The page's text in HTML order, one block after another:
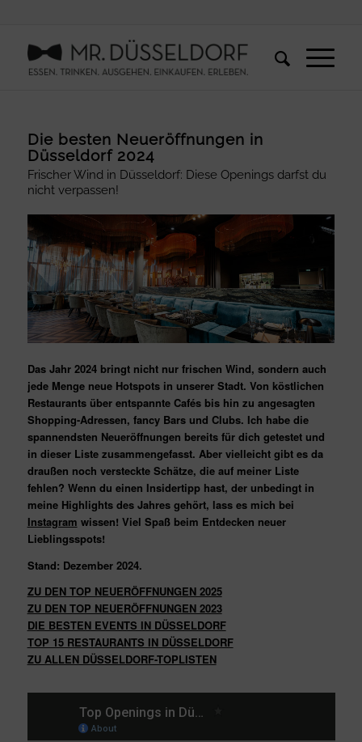
Die besten Neueröffnungen in
Düsseldorf 2024
Frischer Wind in Düsseldorf: Diese Openings darfst du
nicht verpassen!
Das Jahr 2024 bringt nicht nur frischen Wind, sondern auch
jede Menge neue Hotspots in unserer Stadt. Von köstlichen
Restaurants über entspannte Cafés bis hin zu angesagten
Shopping-Adressen, fancy Bars und Clubs. Ich habe die
spannendsten Neueröffnungen bereits für dich getestet und
in dieser Liste zusammengefasst. Aber vielleicht gibt es da
draußen noch versteckte Schätze, die auf meiner Liste
fehlen? Wenn du einen Insidertipp hast, der unbedingt in
meine Highlights des Jahres gehört, lass es mich bei
Instagram wissen! Viel Spaß beim Entdecken neuer
Lieblingsspots!
Stand: Dezember 2024.
ZU DEN TOP NEUERÖFFNUNGEN 2025
ZU DEN TOP NEUERÖFFNUNGEN 2023
DIE BESTEN EVENTS IN DÜSSELDORF
TOP 15 RESTAURANTS IN DÜSSELDORF
ZU ALLEN DÜSSELDORF-TOPLISTEN